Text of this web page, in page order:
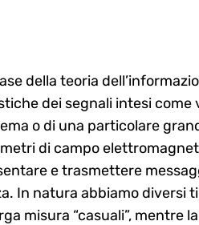
della teoria
dei segnali intesi come
o di una particolare
di campo
e trasmettere
In natura abbiamo diversi
misura “casuali”, mentre